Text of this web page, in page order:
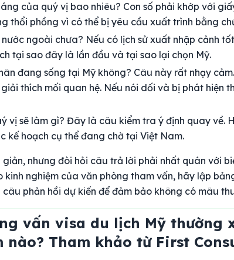
của quý vị bao nhiêu? Con số phải khớp với
thổi phồng vì có thể bị yêu cầu xuất trình bằng
ngoài chưa? Nếu có lịch sử xuất nhập cảnh
tại sao đây là lần đầu và tại sao lại chọn Mỹ.
đang sống tại Mỹ không? Câu này rất nhạy
thích mối quan hệ. Nếu nói dối và bị phát hiện
vị sẽ làm gì? Đây là câu kiểm tra ý định quay về.
kế hoạch cụ thể đang chờ tại Việt Nam.
nhưng đòi hỏi câu trả lời phải nhất quán với
kinh nghiệm của văn phòng tham vấn, hãy lập
phản hồi dự kiến để đảm bảo không có mâu
vấn visa du lịch Mỹ thường
nào? Tham khảo từ First